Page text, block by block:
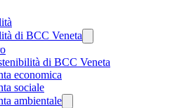
di BCC Veneta
di BCC Veneta
economica
sociale
ambientale